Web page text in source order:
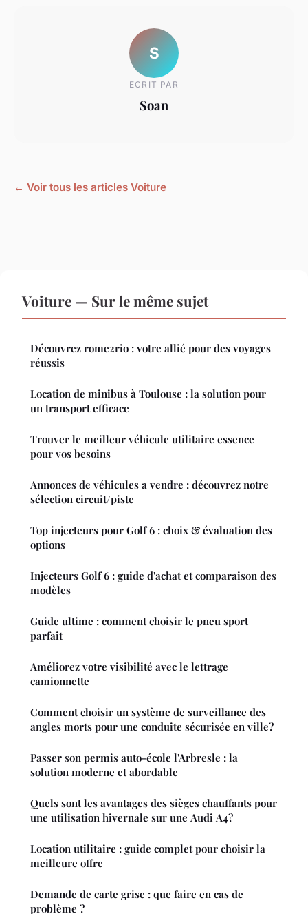
S
ECRIT PAR
Soan
← Voir tous les articles Voiture
Voiture — Sur le même sujet
Découvrez rome2rio : votre allié pour des voyages
réussis
Location de minibus à Toulouse : la solution pour
un transport efficace
Trouver le meilleur véhicule utilitaire essence
pour vos besoins
Annonces de véhicules a vendre : découvrez notre
sélection circuit/piste
Top injecteurs pour Golf 6 : choix & évaluation des
options
Injecteurs Golf 6 : guide d'achat et comparaison des
modèles
Guide ultime : comment choisir le pneu sport
parfait
Améliorez votre visibilité avec le lettrage
camionnette
Comment choisir un système de surveillance des
angles morts pour une conduite sécurisée en ville?
Passer son permis auto-école l'Arbresle : la
solution moderne et abordable
Quels sont les avantages des sièges chauffants pour
une utilisation hivernale sur une Audi A4?
Location utilitaire : guide complet pour choisir la
meilleure offre
Demande de carte grise : que faire en cas de
problème ?